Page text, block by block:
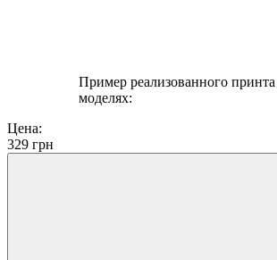
Пример реализованного
моделях:
Цена:
329 грн